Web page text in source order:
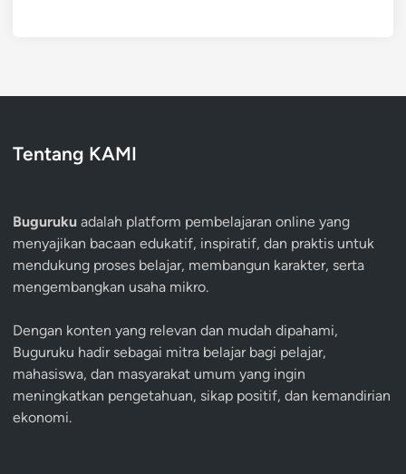
Tentang KAMI
Buguruku adalah platform pembelajaran online yang
menyajikan bacaan edukatif, inspiratif, dan praktis untuk
mendukung proses belajar, membangun karakter, serta
mengembangkan usaha mikro.
Dengan konten yang relevan dan mudah dipahami,
Buguruku hadir sebagai mitra belajar bagi pelajar,
mahasiswa, dan masyarakat umum yang ingin
meningkatkan pengetahuan, sikap positif, dan kemandirian
ekonomi.